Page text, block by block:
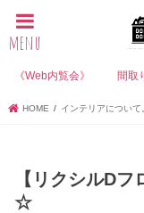
menu
《Web内覧会》 間取
HOME インテリアについて
【リクシルD
☆